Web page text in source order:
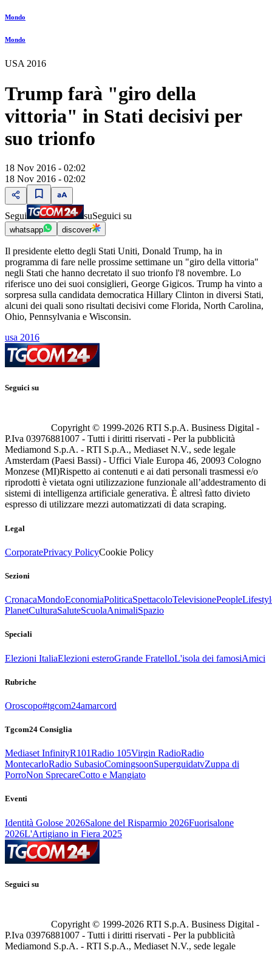
Mondo
Mondo
USA 2016
Trump farà "giro della
vittoria" in Stati decisivi per
suo trionfo
18 Nov 2016 - 02:02
18 Nov 2016 - 02:02
Segui suSeguici su
whatsapp discover
Il presidente eletto degli Stati Uniti, Donald Trump, ha in
programma di fare nelle prossime settimane un "giro della vittoria"
negli Stati che hanno decretato il suo trionfo l'8 novembre. Lo
riferisce uno dei suoi consiglieri, George Gigicos. Trump ha vinto a
sorpresa sulla candidata democratica Hillary Clinton in diversi Stati,
alcuni dei quali sono risultati decisivi come Florida, North Carolina,
Ohio, Pennsylvania e Wisconsin.
usa 2016
Seguici su
Copyright © 1999-2026 RTI S.p.A. Business Digital -
P.Iva 03976881007 - Tutti i diritti riservati - Per la pubblicità
Mediamond S.p.A. - RTI S.p.A., Mediaset N.V., sede legale
Amsterdam (Paesi Bassi) - Uffici Viale Europa 46, 20093 Cologno
Monzese (MI)Rispetto ai contenuti e ai dati personali trasmessi e/o
riprodotti è vietata ogni utilizzazione funzionale all’addestramento di
sistemi di intelligenza artificiale generativa. È altresì fatto divieto
espresso di utilizzare mezzi automatizzati di data scraping.
Legal
CorporatePrivacy PolicyCookie Policy
Sezioni
CronacaMondoEconomiaPoliticaSpettacoloTelevisionePeople
PlanetCulturaSaluteScuolaAnimaliSpazio
Speciali
Elezioni ItaliaElezioni esteroGrande FratelloL'isola dei famosiAmici
Rubriche
Oroscopo#tgcom24amarcord
Tgcom24 Consiglia
Mediaset InfinityR101Radio 105Virgin RadioRadio
MontecarloRadio SubasioComingsoonSuperguidatvZuppa di
PorroNon SprecareCotto e Mangiato
Eventi
Identità Golose 2026Salone del Risparmio 2026Fuorisalone
2026L'Artigiano in Fiera 2025
Seguici su
Copyright © 1999-2026 RTI S.p.A. Business Digital -
P.Iva 03976881007 - Tutti i diritti riservati - Per la pubblicità
Mediamond S.p.A. - RTI S.p.A., Mediaset N.V., sede legale